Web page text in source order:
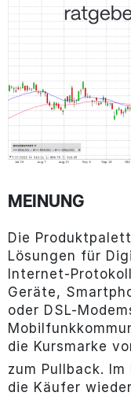
MEINUNG
Die
Lösungen für
Internet-
Geräte,
oder DSL-
die Kursmarke
zum Pullback. Im
die Käufer